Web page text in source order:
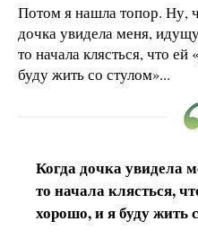
Потом я нашла топор. Ну,
дочка увидела меня,
то начала клясться, что
буду жить со стулом»...
Когда дочка увидела
то начала клясться,
хорошо, и я буду жить